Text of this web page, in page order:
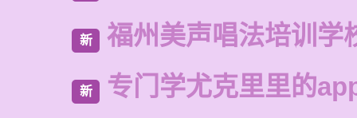
新 福州美声唱法培训学
新 专门学尤克里里的